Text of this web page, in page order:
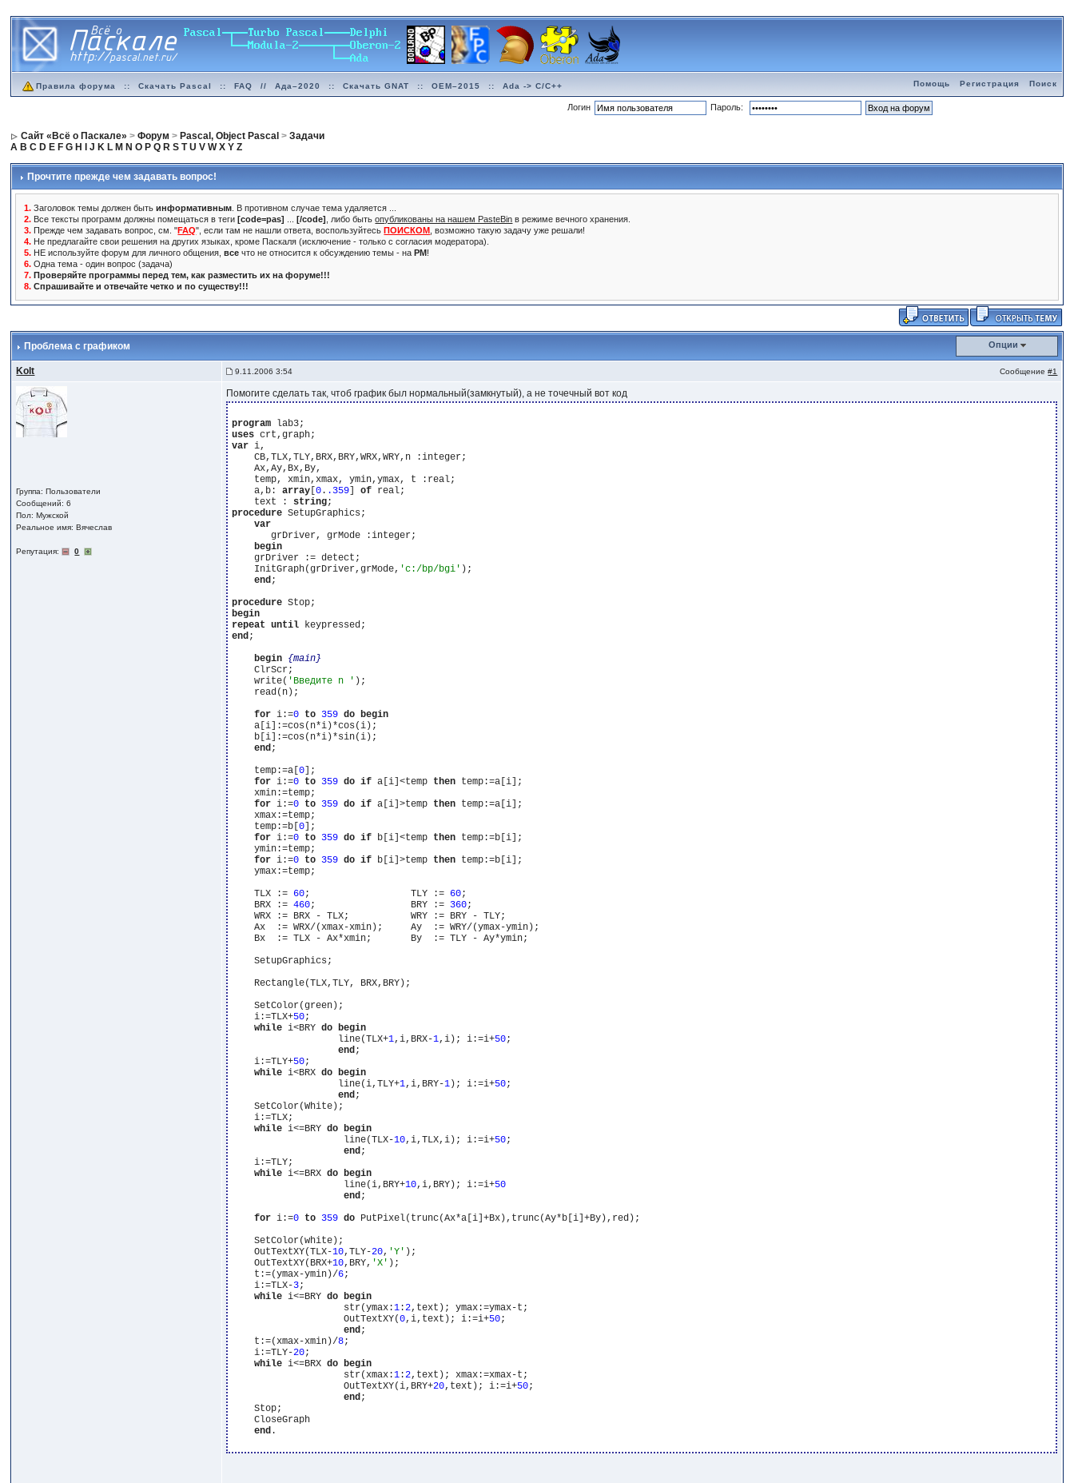
Правила форума :: Скачать Pascal :: FAQ // Ада–2020 :: Скачать GNAT :: OEM–2015 :: Ada -> C/C++ Помощь Регистрация Поиск
Логин Пароль:
Сайт «Всё о Паскале» >Форум > Pascal, Object Pascal >Задачи
A B C D E F G H J K L M N O P Q R S T U V W X Y Z
Прочтите прежде чем задавать вопрос!
1. Заголовок темы должен бытьинформативным . В противном случае тема удаляется ...
2. Все тексты программ должны помещаться в теги[code=pas] ...[/code] , либо бытьопубликованы на нашем PasteBin в режиме вечного хранения.
3. Прежде чем задавать вопрос, см. "FAQ", если там не нашли ответа, воспользуйтесьПОИСКОМ , возможно такую задачу уже решали!
4. Не предлагайте свои решения на других языках, кроме Паскаля (исключение - только с согласия модератора).
5. НЕ используйте форум для личного общения,все что не относится к обсуждению темы - наPM!
6. Одна тема - один вопрос (задача)
7. Проверяйте программы перед тем, как разместить их на форуме!!!
8. Спрашивайте и отвечайте четко и по существу!!!
Проблема с графиком Опции
Kolt 9.11.2006 3:54 Сообщение#1
Группа: Пользователи
Сообщений: 6
Пол: Мужской
Реальное имя: Вячеслав
Репутация: 0
Помогите сделать так, чтоб график был нормальный(замкнутый), а не точечный вот код
program
uses
var i,
    CB,TLX,TLY,BRX,BRY,WRX,WRY,n :integer;
    Ax,Ay,Bx,By,
    temp, xmin,xmax, ymin,ymax, t :real;
    a,b:
array [0 . .359 ] of real;
    text :
string
procedure SetupGraphics;
var
       grDriver, grMode :integer;
begin
    grDriver := detect;
    InitGraph(grDriver,grMode,
'c:/bp/bgi' );
end;
procedure
begin
repeat
until
end;
begin {main}
    ClrScr;
    write(
'Введите n ' );
    read(n);
for i:=0 to 359 do begin
    a[i]:=cos(n*i)*cos(i);
    b[i]:=cos(n*i)*sin(i);
end;
    temp:=a[
0 ];
for i:=0 to 359 do if a[i]<temp then temp:=a[i];
    xmin:=temp;
for i:=0 to 359 do if a[i]>temp then temp:=a[i];
    xmax:=temp;
    temp:=b[
0 ];
for i:=0 to 359 do if b[i]<temp then temp:=b[i];
    ymin:=temp;
for i:=0 to 359 do if b[i]>temp then temp:=b[i];
    ymax:=temp;
    TLX :=
60;                  TLY := 60;
    BRX :=
460;                 BRY := 360;
    WRX := BRX - TLX;           WRY := BRY - TLY;
    Ax  := WRX/(xmax-xmin);     Ay  := WRY/(ymax-ymin);
    Bx  := TLX - Ax*xmin;       By  := TLY - Ay*ymin;
    SetupGraphics;
    Rectangle(TLX,TLY, BRX,BRY);
    SetColor(green);
    i:=TLX+
50;
while i<BRY do begin
                   line(TLX+
1,i,BRX-1,i); i:=i+50;
end;
    i:=TLY+
50;
while i<BRX do begin
                   line(i,TLY+
1,i,BRY-1 ); i:=i+50;
end;
    SetColor(White);
    i:=TLX;
while i<=BRY do begin
                    line(TLX-
10,i,TLX,i); i:=i+50;
end;
    i:=TLY;
while i<=BRX do begin
                    line(i,BRY+
10,i,BRY); i:=i+50
end;
for i:=0 to 359 do PutPixel(trunc(Ax*a[i]+Bx),trunc(Ay*b[i]+By),red);
    SetColor(white);
    OutTextXY(TLX-
10,TLY-20, 'Y' );
    OutTextXY(BRX+
10,BRY, 'X' );
    t:=(ymax-ymin)/
6;
    i:=TLX-
3;
while i<=BRY do begin
                    str(ymax:
1 :2,text); ymax:=ymax-t;
                    OutTextXY(
0,i,text); i:=i+50;
end;
    t:=(xmax-xmin)/
8;
    i:=TLY-
20;
while i<=BRX do begin
                    str(xmax:
1 :2,text); xmax:=xmax-t;
                    OutTextXY(i,BRY+
20,text); i:=i+50;
end;
    Stop;
    CloseGraph
end .